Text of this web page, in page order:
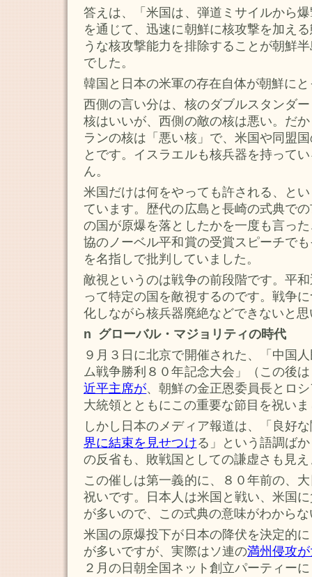
答えは、「米国は、弾道ミサイルから
を通じて、迅速に朝鮮に核攻撃を加え
うな核攻撃能力を排除することが朝鮮
でした。
韓国と日本の米軍の存在自体が朝鮮に
西側の言い分は、核のダブルスタンダ
核はいいが、西側の敵の核は悪い。だ
ランの核は「悪い核」で、米国や同盟
とです。イスラエルも核兵器を持って
ん。
米国だけは何をやっても許される、と
ています。歴代の広島と長崎の式典で
の国が原爆を落としたかを一度も言っ
協のノーベル平和賞の受賞スピーチで
を名指しで批判していました。
敵視というのは戦争の前段階です。平
って特定の国を敵視するのです。戦争
化しながら核兵器廃絶などできないと
n グローバル・マジョリティの時代
９月３日に北京で開催された、「中国
ム戦争勝利８０年記念大会」（この後
近平主席が、朝鮮の金正恩委員長とロ
大統領とともにこの重要な節目を祝い
しかし日本のメディア報道は、「良好
界に結束を見せつける」という語調ば
の反省も、敗戦国としての謙虚さも見
この催しは第一義的に、８０年前の、
祝いです。日本人は米国と戦い、米国
が多いので、この式典の意味がわから
米国の原爆投下が日本の降伏を決定的
が多いですが、実際はソ連の満州侵攻
２月の日朝全国ネット創立パーティー